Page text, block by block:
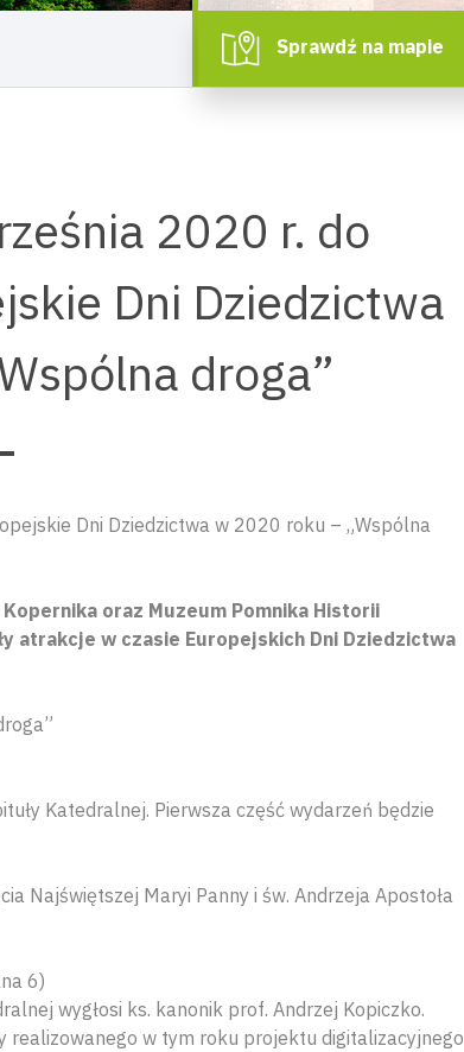
Sprawdź na mapie
2020 r. do
Dni Dziedzictwa
droga”
Dni Dziedzictwa w 2020 roku – „Wspólna
oraz Muzeum Pomnika Historii
atrakcje w czasie Europejskich Dni Dziedzictwa
Katedralnej. Pierwsza część wydarzeń będzie
Najświętszej Maryi Panny i św. Andrzeja Apostoła
6)
wygłosi ks. kanonik prof. Andrzej Kopiczko.
realizowanego w tym roku projektu digitalizacyjnego